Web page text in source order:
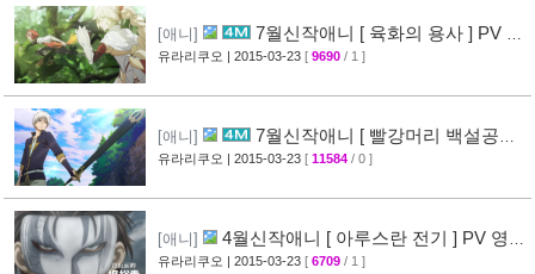
[애니]
7월신작애니 [ 육화의 용사 ] PV 영
상 공개
[31]
유라리쿠오 | 2015-03-23 [ 9690 / 1 ]
[애니]
7월신작애니 [ 빨강머리 백설공주 ]
PV 영상 공개 [30]
유라리쿠오 | 2015-03-23 [ 11584 / 0 ]
[애니]
4월신작애니 [ 아루스란 전기 ] PV 영상
공개 [29]
유라리쿠오 | 2015-03-23 [ 6709 / 1 ]